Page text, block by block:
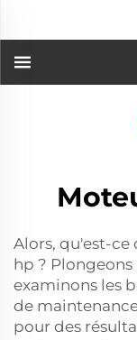
Alors, qu'est-ce
hp ?
examinons les
de
pour des